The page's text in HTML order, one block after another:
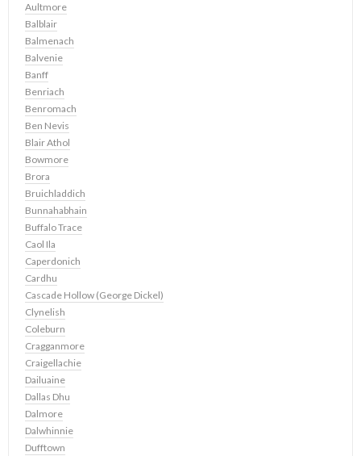
Aultmore
Balblair
Balmenach
Balvenie
Banff
Benriach
Benromach
Ben Nevis
Blair Athol
Bowmore
Brora
Bruichladdich
Bunnahabhain
Buffalo Trace
Caol Ila
Caperdonich
Cardhu
Cascade Hollow (George Dickel)
Clynelish
Coleburn
Cragganmore
Craigellachie
Dailuaine
Dallas Dhu
Dalmore
Dalwhinnie
Dufftown